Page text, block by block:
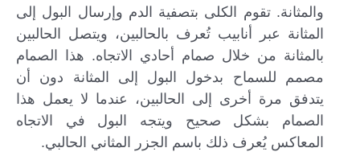
والمثانة. تقوم الكلى بتصفية الدم وإرسال البول إلى
المثانة عبر أنابيب تُعرف بالحالبين، ويتصل الحالبين
بالمثانة من خلال صمام أحادي الاتجاه. هذا الصمام
مصمم للسماح بدخول البول إلى المثانة دون أن
يتدفق مرة أخرى إلى الحالبين، عندما لا يعمل هذا
الصمام بشكل صحيح ويتجه البول في الاتجاه
المعاكس يُعرف ذلك باسم الجزر المثاني الحالبي.